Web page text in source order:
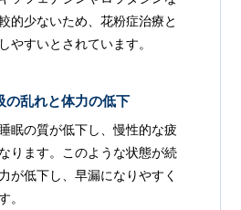
的少ないため、花粉症治療と
やすいとされています。
の乱れと体力の低下
眠の質が低下し、慢性的な疲
ります。このような状態が続
が低下し、早漏になりやすく
。